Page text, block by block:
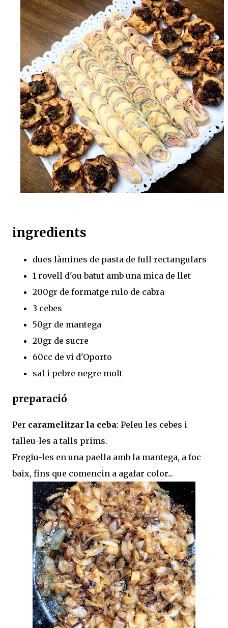
ingredients
dues làmines de pasta de full rectangulars
1 rovell d'ou batut amb una mica de llet
200gr de formatge rulo de cabra
3 cebes
50gr de mantega
20gr de sucre
60cc de vi d'Oporto
sal i pebre negre molt
preparació
Per caramelitzar la ceba: Peleu les cebes i
talleu-les a talls prims.
Fregiu-les en una paella amb la mantega, a foc
baix, fins que comencin a agafar color...